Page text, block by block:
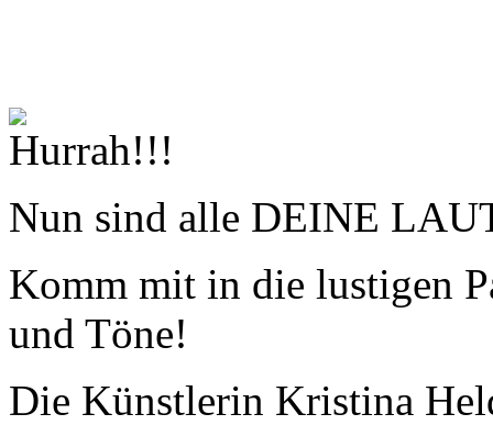
Nun sind alle DEINE
Komm mit in die lustigen
und Töne!
Die Künstlerin Kristina